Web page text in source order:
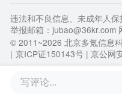
写评论...
违法和不良信息、未成年人
举报邮箱：jubao@36kr.com
© 2011~2026 北京多氪信息
| 京ICP证150143号 | 京公网